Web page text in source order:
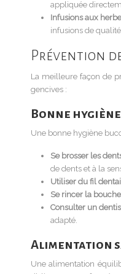
appliquée
Infusions aux
infusions de
Prévention
La meilleure façon de
gencives :
Bonne
Une bonne hygiène
Se brosser les
de dents et à la
Utiliser du fil
Se rincer la
Consulter un
adapté.
Alimentation
Une alimentation